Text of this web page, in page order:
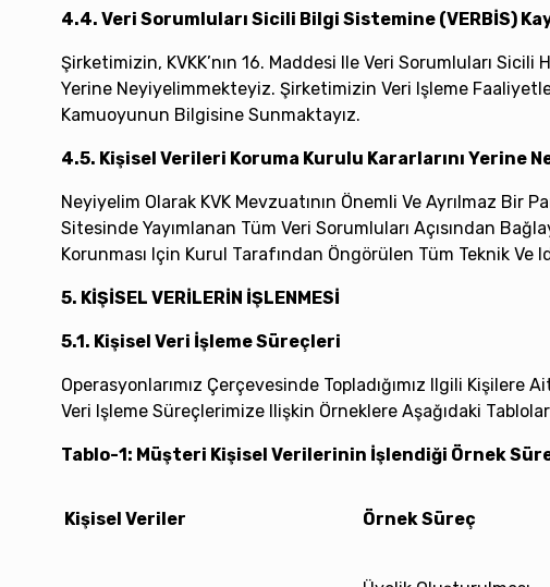
4.4. Veri Sorumluları Sicili Bilgi Sistemine (VERBİS)
Şirketimizin, KVKK’nın 16. Maddesi Ile Veri Sorumluları
Yerine Neyiyelimmekteyiz. Şirketimizin Veri Işleme
Kamuoyunun Bilgisine Sunmaktayız.
4.5. Kişisel Verileri Koruma Kurulu Kararlarını Yerine
Neyiyelim Olarak KVK Mevzuatının Önemli Ve Ayrılmaz
Sitesinde Yayımlanan Tüm Veri Sorumluları Açısından
Korunması Için Kurul Tarafından Öngörülen Tüm Teknik
5. KİŞİSEL VERİLERİN İŞLENMESİ
5.1. Kişisel Veri İşleme Süreçleri
Operasyonlarımız Çerçevesinde Topladığımız Ilgili
Veri Işleme Süreçlerimize Ilişkin Örneklere Aşağıdaki
Tablo-1: Müşteri Kişisel Verilerinin İşlendiği Örnek
Kişisel Veriler Örnek Süreç